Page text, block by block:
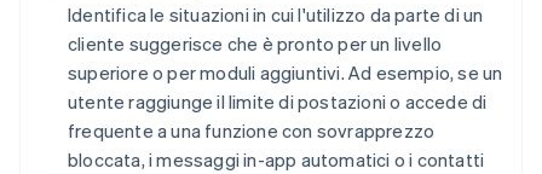
Identifica le situazioni in cui l'utilizzo da parte di un
cliente suggerisce che è pronto per un livello
superiore o per moduli aggiuntivi. Ad esempio, se un
utente raggiunge il limite di postazioni o accede di
frequente a una funzione con sovrapprezzo
bloccata, i messaggi in-app automatici o i contatti